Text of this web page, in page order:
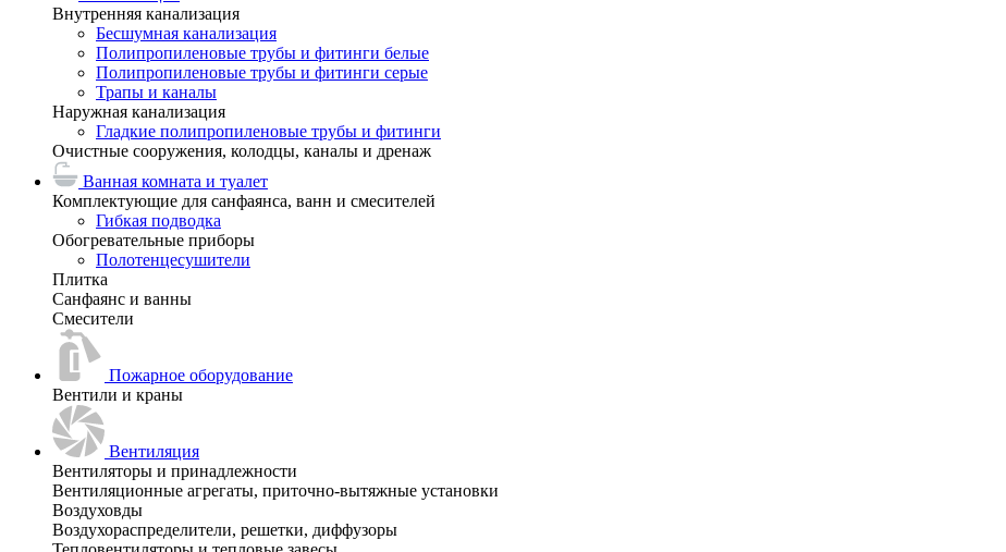
Внутренняя канализация
Бесшумная канализация
Полипропиленовые трубы и фитинги белые
Полипропиленовые трубы и фитинги серые
Трапы и каналы
Наружная канализация
Гладкие полипропиленовые трубы и фитинги
Очистные сооружения, колодцы, каналы и дренаж
Ванная комната и туалет
Комплектующие для санфаянса, ванн и смесителей
Гибкая подводка
Обогревательные приборы
Полотенцесушители
Плитка
Санфаянс и ванны
Смесители
Пожарное оборудование
Вентили и краны
Вентиляция
Вентиляторы и принадлежности
Вентиляционные агрегаты, приточно-вытяжные установки
Воздуховды
Воздухораспределители, решетки, диффузоры